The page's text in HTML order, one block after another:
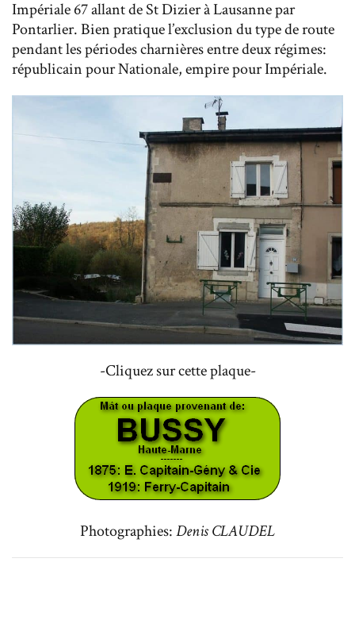
Impériale 67 allant de St Dizier à Lausanne par
Pontarlier. Bien pratique l’exclusion du type de route
pendant les périodes charnières entre deux régimes:
républicain pour Nationale, empire pour Impériale.
-Cliquez sur cette plaque-
Photographies:Denis CLAUDEL